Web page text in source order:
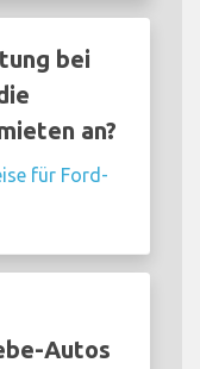
bei
an?
für Ford-
Autos